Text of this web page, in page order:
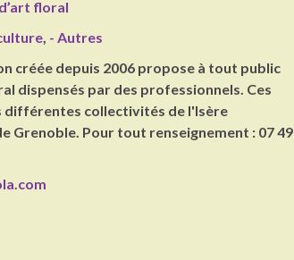
floral
, - Autres
créée depuis 2006 propose à tout public
dispensés par des professionnels. Ces
différentes collectivités de l'Isère
Grenoble. Pour tout renseignement : 07 49